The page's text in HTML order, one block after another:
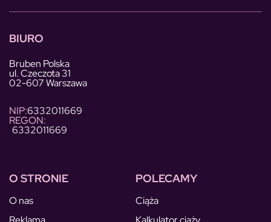
BIURO
Bruben Polska
ul. Czeczota 31
02-607 Warszawa
NIP:6332011669
REGON:
6332011669
O STRONIE
O nas
POLECAMY
Ciąża